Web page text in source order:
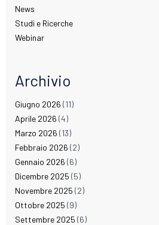
News
Studi e Ricerche
Webinar
Archivio
Giugno 2026 (11)
Aprile 2026 (4)
Marzo 2026 (13)
Febbraio 2026 (2)
Gennaio 2026 (6)
Dicembre 2025 (5)
Novembre 2025 (2)
Ottobre 2025 (9)
Settembre 2025 (6)